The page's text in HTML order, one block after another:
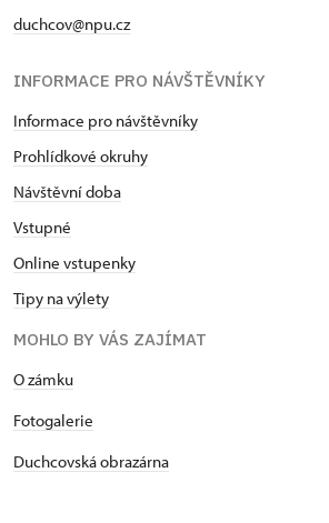
duchcov@npu.cz
INFORMACE PRO NÁVŠTĚVNÍKY
Informace pro návštěvníky
Prohlídkové okruhy
Návštěvní doba
Vstupné
Online vstupenky
Tipy na výlety
MOHLO BY VÁS ZAJÍMAT
O zámku
Fotogalerie
Duchcovská obrazárna